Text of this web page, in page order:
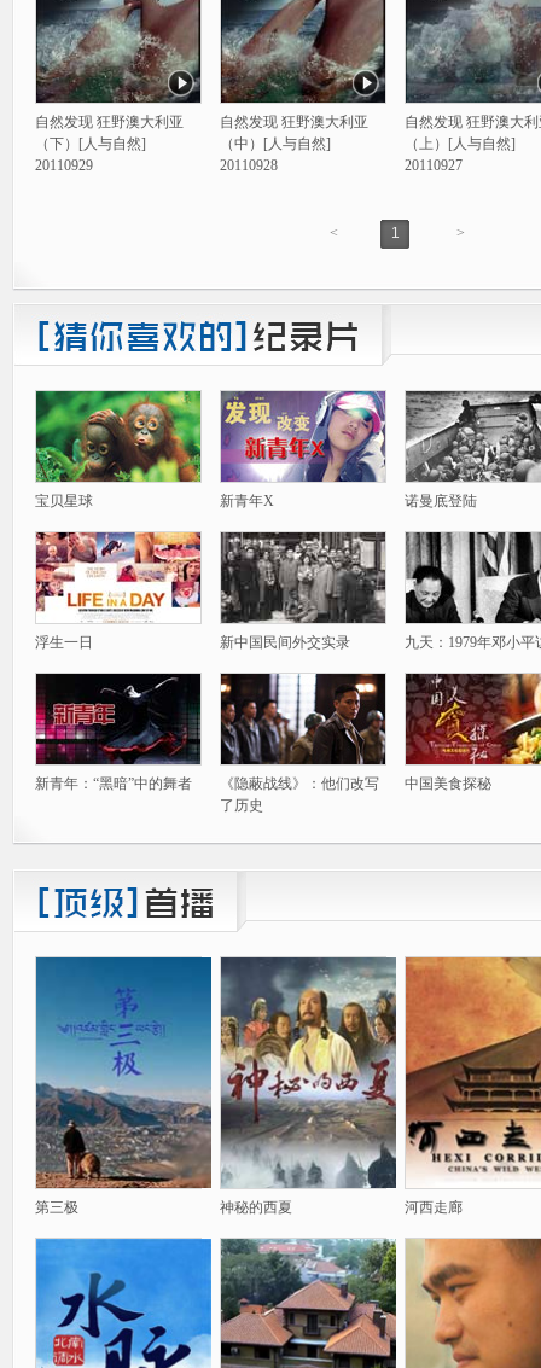
自然发现 狂野澳大利亚
（下）[人与自然]
20110929
自然发现 狂野澳大利亚
（中）[人与自然]
20110928
自然发现 狂野澳大
（上）[人与自然]
20110927
< 1 >
宝贝星球 新青年X 诺曼底登陆
浮生一日 新中国民间外交实录 九天：1979年邓小平
新青年：“黑暗”中的舞者
《隐蔽战线》：他们改写
了历史
中国美食探秘
第三极 神秘的西夏 河西走廊